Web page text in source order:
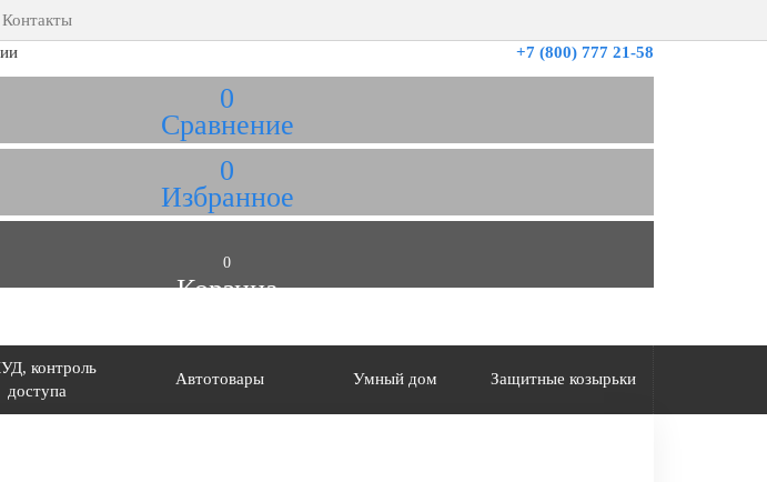
Контакты
+7 (800) 777 21-58
0
Сравнение
0
Избранное
0
Корзина
контроль
доступа
Автотовары Умный дом Защитные козырьки